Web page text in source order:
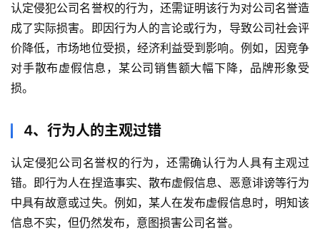
认定侵犯公司名誉权的行为，还需证明该行为对公司名誉造
成了实际损害。即因行为人的言论或行为，导致公司社会评
价降低，市场地位受损，经济利益受到影响。例如，因竞争
对手散布虚假信息，某公司销售额大幅下降，品牌形象受
损。
4、行为人的主观过错
认定侵犯公司名誉权的行为，还需确认行为人具有主观过
错。即行为人在捏造事实、散布虚假信息、恶意诽谤等行为
中具有故意或过失。例如，某人在发布虚假信息时，明知该
信息不实，但仍然发布，意图损害公司名誉。